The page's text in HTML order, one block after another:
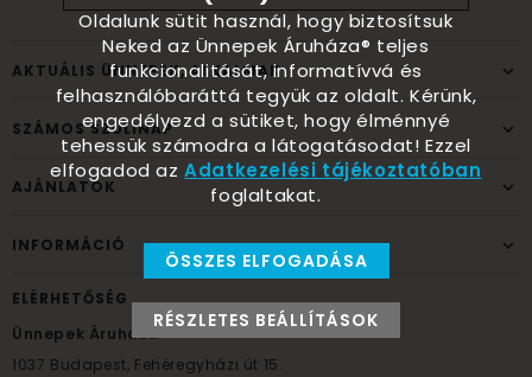
AKTUÁLIS ÜNNEPEK, ALKALMAK
SZÁMOS SZÜLINAP
AJÁNLATOK
INFORMÁCIÓ
ELÉRHETŐSÉG
Ünnepek Áruháza
1037 Budapest, Fehéregyházi út 15.
Oldalunk sütit használ, hogy biztosítsuk
Neked az Ünnepek Áruháza® teljes
funkcionalitását, informatívvá és
felhasználóbaráttá tegyük az oldalt. Kérünk,
engedélyezd a sütiket, hogy élménnyé
tehessük számodra a látogatásodat! Ezzel
elfogadod azAdatkezelési tájékoztatóban
foglaltakat.
ÖSSZES ELFOGADÁSA
RÉSZLETES BEÁLLÍTÁSOK